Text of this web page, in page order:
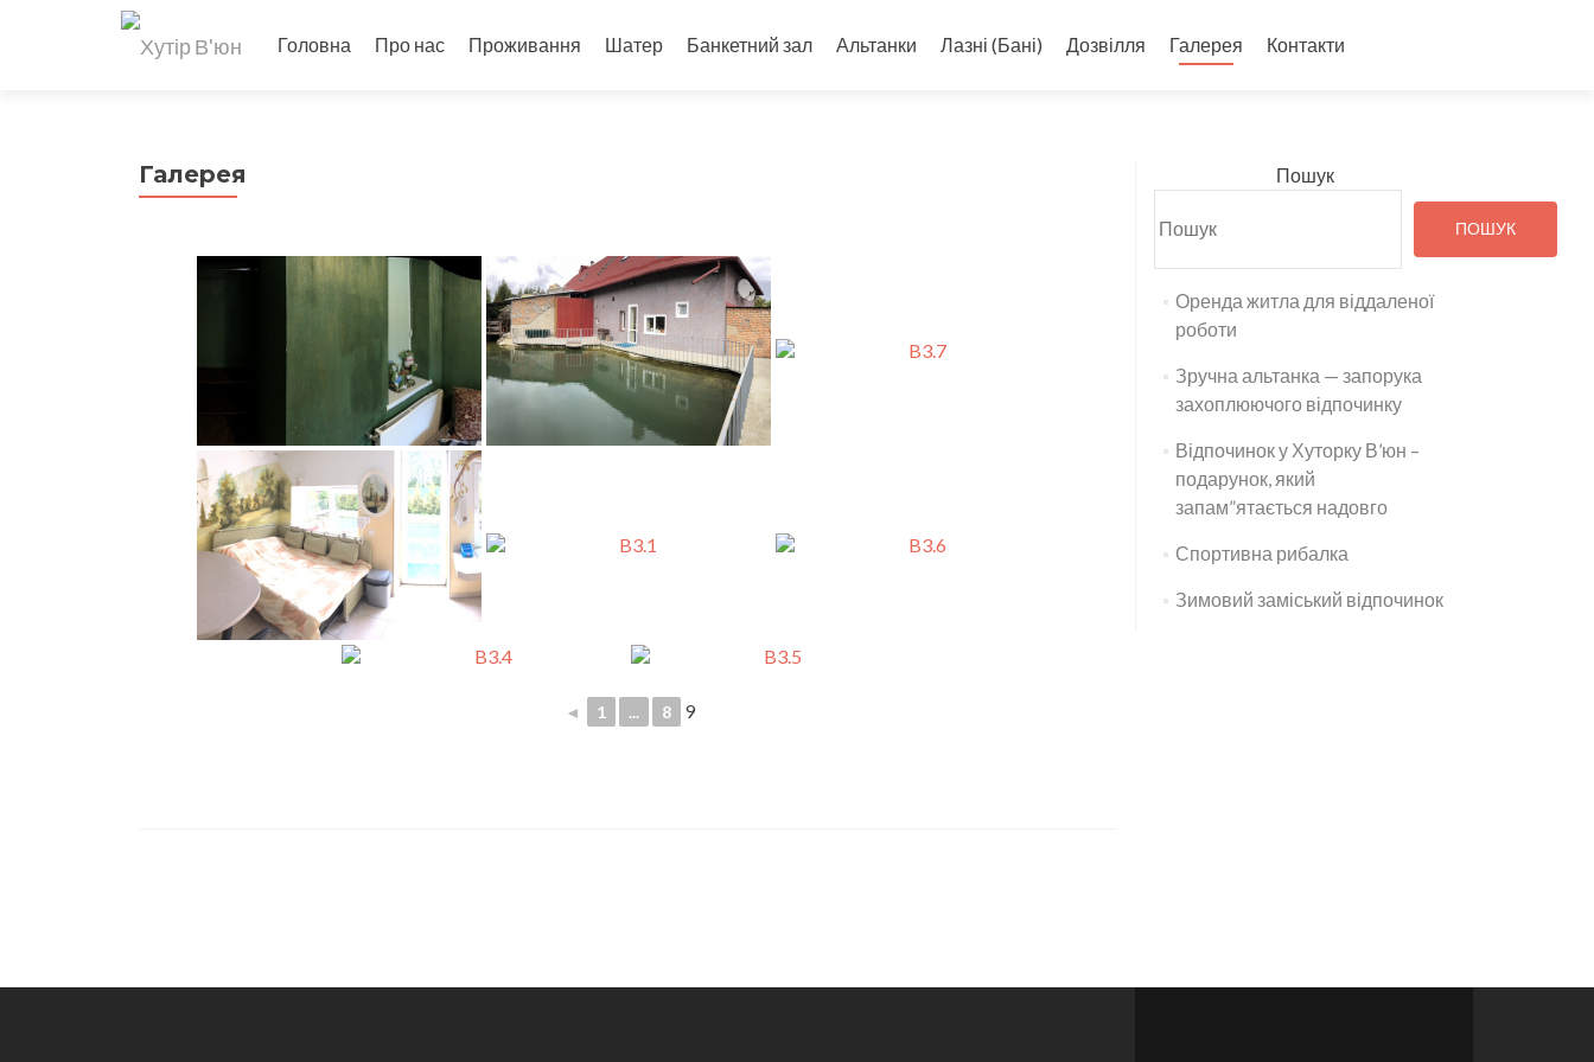
Головна Про нас Проживання Шатер Банкетний зал Альтанки Лазні (Бані) Дозвілля Галерея Контакти
Галерея
◄ 1 ... 8 9
Пошук
ПОШУК
Оренда житла для віддаленої
роботи
Зручна альтанка — запорука
захоплюючого відпочинку
Відпочинок у Хуторку В’юн –
подарунок, який
запам”ятається надовго
Спортивна рибалка
Зимовий заміський відпочинок